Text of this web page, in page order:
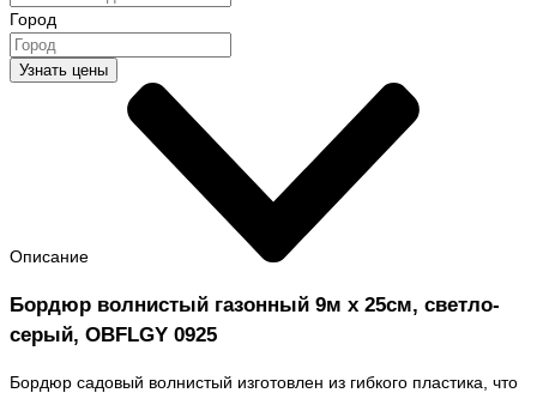
Город
Узнать цены
Описание
Бордюр волнистый газонный 9м х 25см, светло-
серый, OBFLGY 0925
Бордюр садовый волнистый изготовлен из гибкого пластика, что